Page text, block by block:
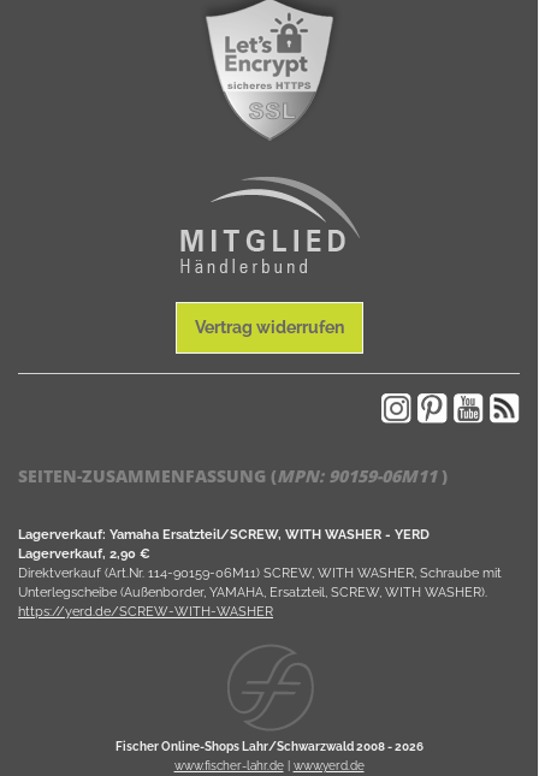
Vertrag widerrufen
SEITEN-ZUSAMMENFASSUNG (MPN: 90159-06M11)
Lagerverkauf: Yamaha Ersatzteil/SCREW, WITH WASHER - YERD
Lagerverkauf, 2,90 €
Direktverkauf (Art.Nr. 114-90159-06M11) SCREW, WITH WASHER, Schraube mit
Unterlegscheibe (Außenborder, YAMAHA, Ersatzteil, SCREW, WITH WASHER).
https://yerd.de/SCREW-WITH-WASHER
Fischer Online-Shops Lahr/Schwarzwald 2008 -2026
www.fischer-lahr.de| www.yerd.de